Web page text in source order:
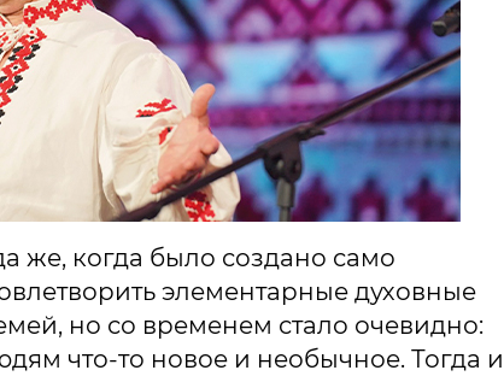
же, когда было создано само
элементарные духовные
но со временем стало очевидно:
что-то новое и необычное. Тогда и